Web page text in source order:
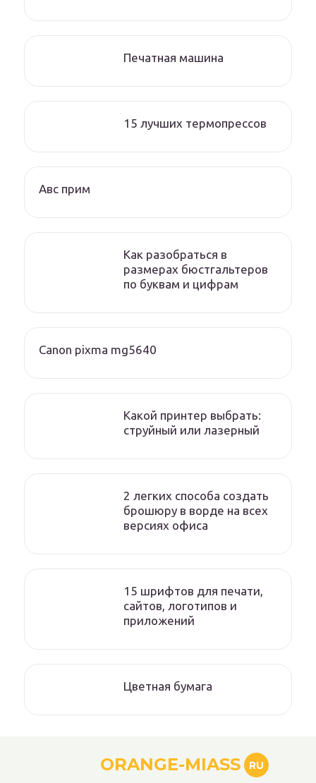
Печатная машина
15 лучших термопрессов
Авс прим
Как разобраться в
размерах бюстгальтеров
по буквам и цифрам
Canon pixma mg5640
Какой принтер выбрать:
струйный или лазерный
2 легких способа создать
брошюру в ворде на всех
версиях офиса
15 шрифтов для печати,
сайтов, логотипов и
приложений
Цветная бумага
ORANGE-MIASS RU